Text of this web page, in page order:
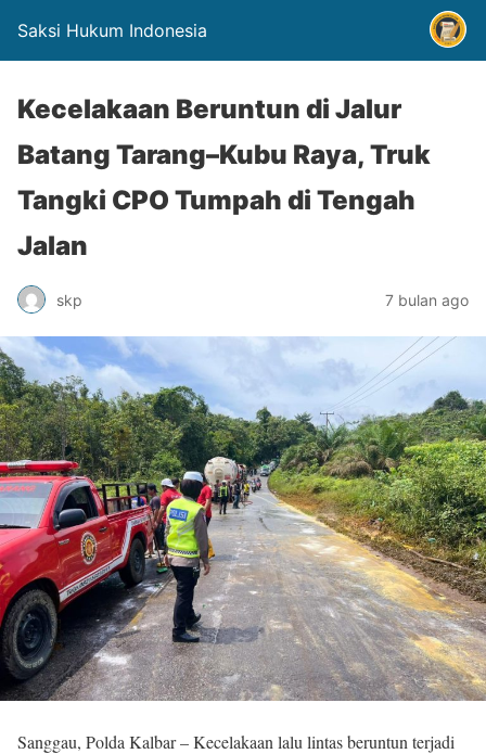
Saksi Hukum Indonesia
Kecelakaan Beruntun di Jalur
Batang Tarang–Kubu Raya, Truk
Tangki CPO Tumpah di Tengah
Jalan
skp 7 bulan ago
Sanggau, Polda Kalbar – Kecelakaan lalu lintas beruntun terjadi